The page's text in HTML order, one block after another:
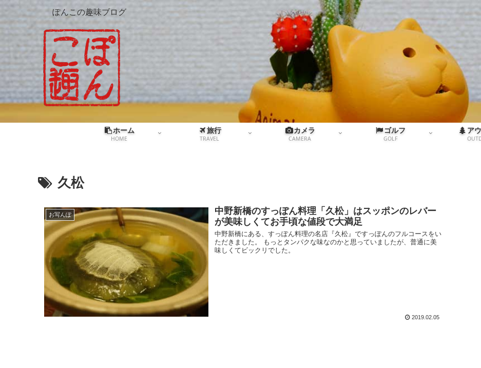
ぽんこの趣味ブログ
ホーム
HOME
旅行
TRAVEL
カメラ
CAMERA
ゴルフ
GOLF
ア
久松
お写んぽ
中野新橋のすっぽん料理「久松」はスッポンのレバー
が美味しくてお手頃な値段で大満足
中野新橋にある、すっぽん料理の名店『久松』ですっぽんのフルコースをい
ただきました。 もっとタンパクな味なのかと思っていましたが、普通に美
味しくてビックリでした。
2019.02.05